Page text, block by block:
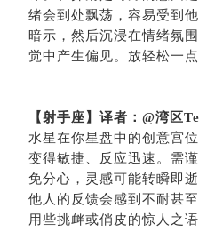
绪会到处飘荡，容易受到
暗示，然后沉浸在情绪氛
觉中产生偏见。放轻松一
【射手座】译者： @湾区
水星在你星盘中的创意宫位
变得敏捷、反应迅速。需
免分心，灵感可能转瞬即
他人的反馈会感到不耐甚
用些挑衅或俏皮的惊人之